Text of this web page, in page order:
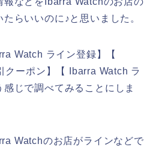
らいいのに♪と思いました。
Watch ライン登録】【
クーポン】【 Ibarra Watch ラ
じで調べてみることにしま
Watchのお店がラインなどで